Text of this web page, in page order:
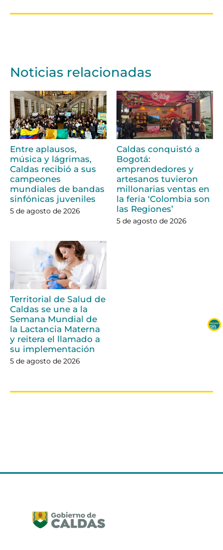
Noticias relacionadas
Entre aplausos,
música y lágrimas,
Caldas recibió a sus
campeones
mundiales de bandas
sinfónicas juveniles
5 de agosto de 2026
Caldas conquistó a
Bogotá:
emprendedores y
artesanos tuvieron
millonarias ventas en
la feria ‘Colombia son
las Regiones’
5 de agosto de 2026
Territorial de Salud de
Caldas se une a la
Semana Mundial de
la Lactancia Materna
y reitera el llamado a
su implementación
5 de agosto de 2026